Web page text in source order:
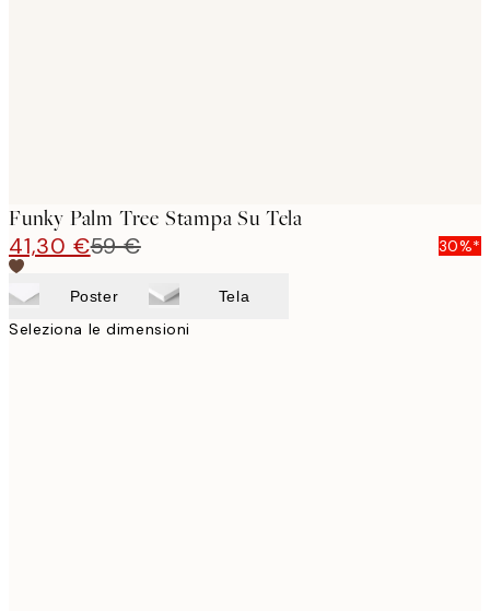
Funky Palm Tree Stampa Su Tela
41,30 €59 € 30%*
Poster Tela
Seleziona le dimensioni